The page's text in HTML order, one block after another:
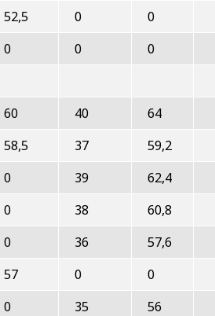
52,5 0
0
0 0
0
60 40
64
58,5 37
59,2
0 39
62,4
0 38
60,8
0 36
57,6
57 0
0
0 35
56